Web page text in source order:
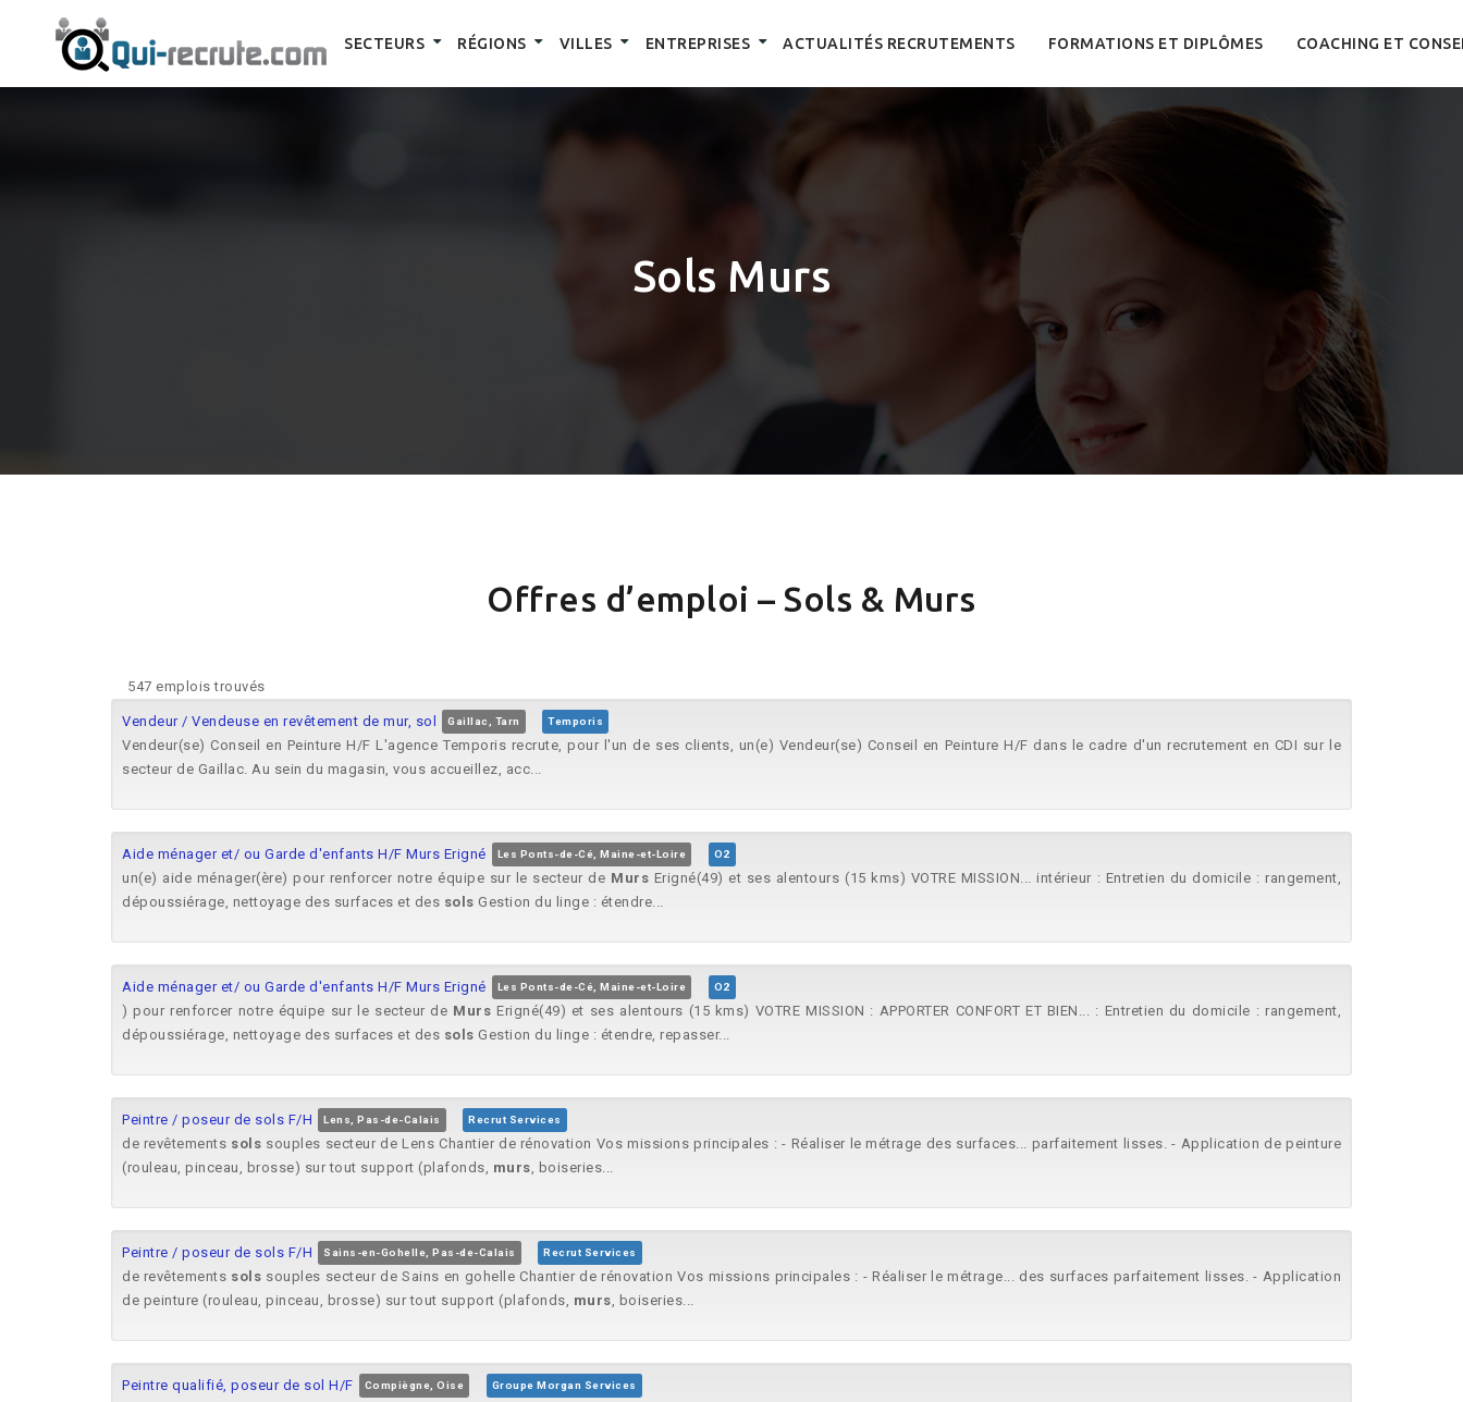
SECTEURS RÉGIONS VILLES ENTREPRISES ACTUALITÉS RECRUTEMENTS FORMATIONS ET DIPLÔMES COACHING ET
Sols Murs
Offres d’emploi – Sols & Murs
547 emplois trouvés
Vendeur / Vendeuse en revêtement de mur, sol Gaillac, Tarn Temporis
Vendeur(se) Conseil en Peinture H/F L'agence Temporis recrute, pour l'un de ses clients, un(e) Vendeur(se) Conseil en Peinture H/F dans le cadre d'un recrutement en CDI sur le
secteur de Gaillac. Au sein du magasin, vous accueillez, acc...
Aide ménager et/ ou Garde d'enfants H/F Murs Erigné Les Ponts-de-Cé, Maine-et-Loire O2
un(e) aide ménager(ère) pour renforcer notre équipe sur le secteur de Murs Erigné(49) et ses alentours (15 kms) VOTRE MISSION... intérieur : Entretien du domicile : rangement,
dépoussiérage, nettoyage des surfaces et des sols Gestion du linge : étendre...
Aide ménager et/ ou Garde d'enfants H/F Murs Erigné Les Ponts-de-Cé, Maine-et-Loire O2
) pour renforcer notre équipe sur le secteur de Murs Erigné(49) et ses alentours (15 kms) VOTRE MISSION : APPORTER CONFORT ET BIEN... : Entretien du domicile : rangement,
dépoussiérage, nettoyage des surfaces et des sols Gestion du linge : étendre, repasser...
Peintre / poseur de sols F/H Lens, Pas-de-Calais Recrut Services
de revêtements sols souples secteur de Lens Chantier de rénovation Vos missions principales : - Réaliser le métrage des surfaces... parfaitement lisses. - Application de peinture
(rouleau, pinceau, brosse) sur tout support (plafonds, murs, boiseries...
Peintre / poseur de sols F/H Sains-en-Gohelle, Pas-de-Calais Recrut Services
de revêtements sols souples secteur de Sains en gohelle Chantier de rénovation Vos missions principales : - Réaliser le métrage... des surfaces parfaitement lisses. - Application
de peinture (rouleau, pinceau, brosse) sur tout support (plafonds, murs, boiseries...
Peintre qualifié, poseur de sol H/F Compiègne, Oise Groupe Morgan Services